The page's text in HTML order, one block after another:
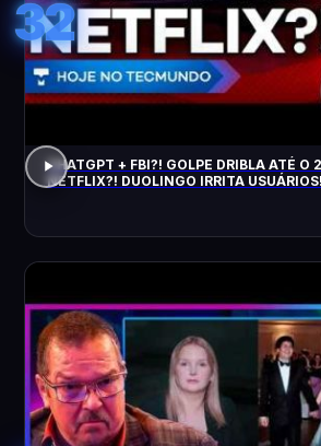
32
CHATGPT + FBI?! GOLPE DRIBLA ATÉ O
NETFLIX?! DUOLINGO IRRITA